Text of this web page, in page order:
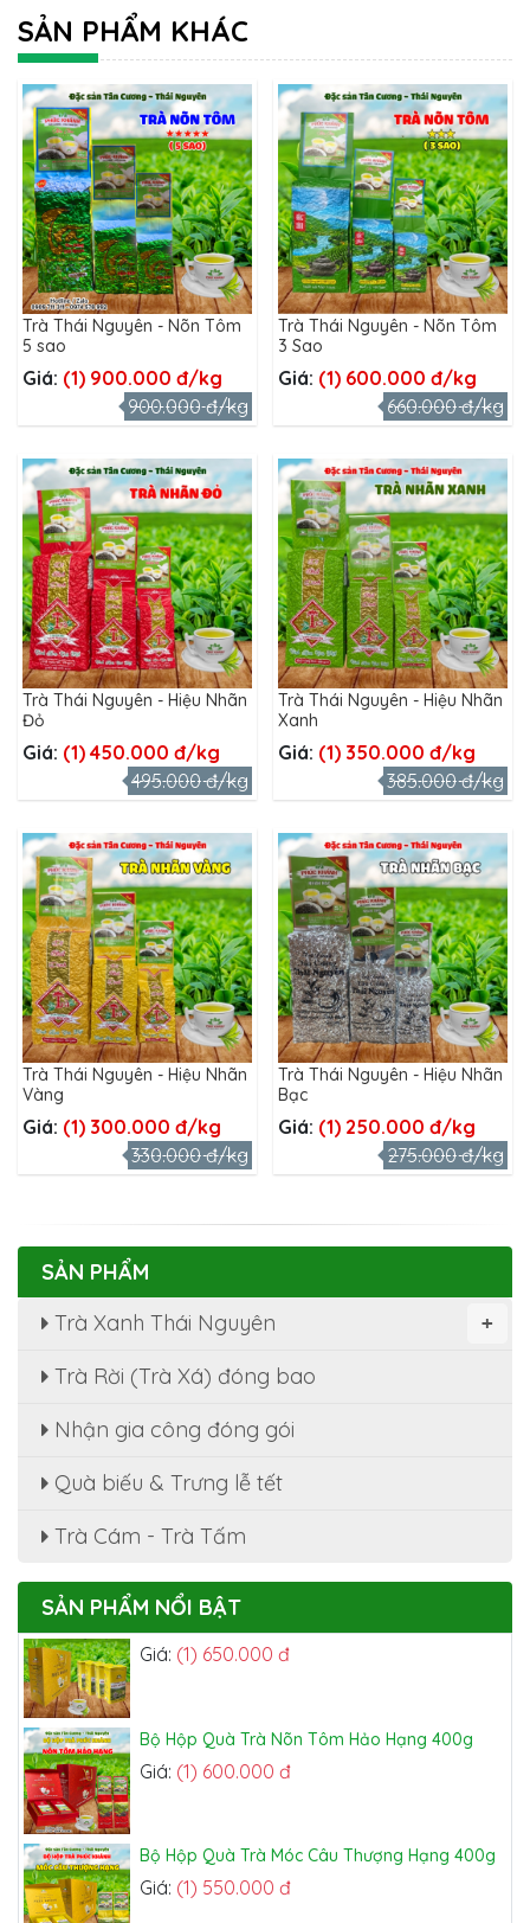
SẢN PHẨM KHÁC
Trà Thái Nguyên - Nõn Tôm
5 sao
Giá: (1) 900.000 đ/kg
900.000 đ/kg
Trà Thái Nguyên - Nõn Tôm
3 Sao
Giá: (1) 600.000 đ/kg
660.000 đ/kg
Trà Thái Nguyên - Hiệu Nhãn
Đỏ
Giá: (1) 450.000 đ/kg
495.000 đ/kg
Trà Thái Nguyên - Hiệu Nhãn
Xanh
Giá: (1) 350.000 đ/kg
385.000 đ/kg
Trà Thái Nguyên - Hiệu Nhãn
Vàng
Giá: (1) 300.000 đ/kg
330.000 đ/kg
Trà Thái Nguyên - Hiệu Nhãn
Bạc
Giá: (1) 250.000 đ/kg
275.000 đ/kg
SẢN PHẨM
+
Trà Xanh Thái Nguyên
Trà Rời (Trà Xá) đóng bao
Nhận gia công đóng gói
Quà biếu & Trưng lễ tết
Trà Cám - Trà Tấm
SẢN PHẨM NỔI BẬT
Bộ Trà Nõn Tôm Hảo Hạng 800g
Bộ Trà Móc Câu Thượng Hạng 800g
Giá:(1) 650.000 đ
Giá:(1) 600.000 đ
Giá:(1) 550.000 đ